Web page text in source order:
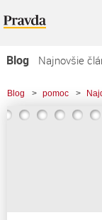
Blog
Najnovšie
Najčítanejšie články
Blog > pomoc >